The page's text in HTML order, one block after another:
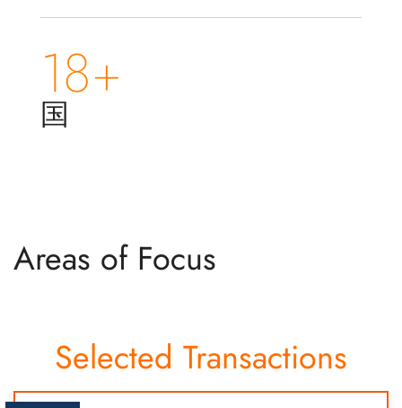
18+
国
Areas of Focus
Selected Transactions